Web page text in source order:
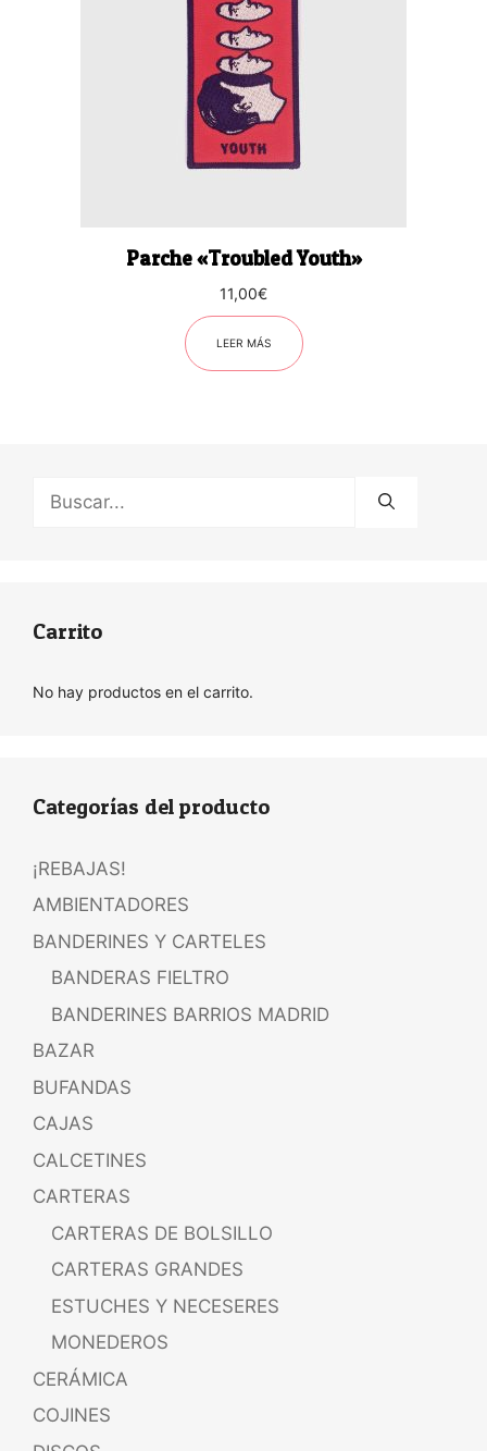
Parche «Troubled Youth»
11,00€
LEER MÁS
Carrito
No hay productos en el carrito.
Categorías del producto
¡REBAJAS!
AMBIENTADORES
BANDERINES Y CARTELES
BANDERAS FIELTRO
BANDERINES BARRIOS MADRID
BAZAR
BUFANDAS
CAJAS
CALCETINES
CARTERAS
CARTERAS DE BOLSILLO
CARTERAS GRANDES
ESTUCHES Y NECESERES
MONEDEROS
CERÁMICA
COJINES